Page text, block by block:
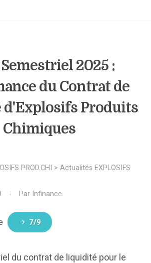
2025 :
du Contrat de
Produits
Chimiques
PROD.CHI > Actualités EXPLOSIFS
Par Infinance
7/9
du contrat de liquidité pour le